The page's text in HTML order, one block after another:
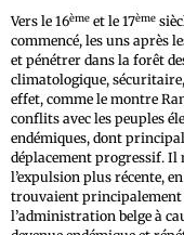
Vers le 16ème et le 17ème
commencé, les uns après
et pénétrer dans la forêt
climatologique,
effet, comme le montre
conflits avec les peuples
endémiques, dont
déplacement progressif. Il
l’expulsion plus récente,
trouvaient principalement
l’administration belge à